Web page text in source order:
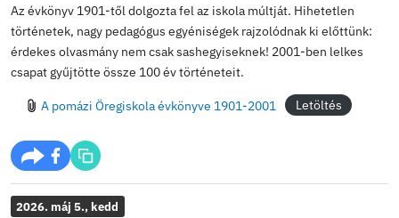
2026. máj 11., hétfő
Sashegyi évkönyv
történetek, nagy pedagógus egyéniségek rajzolódnak
érdekes olvasmány nem csak sashegyiseknek! 2001-
csapat gyűjtötte össze 100 év történeteit.